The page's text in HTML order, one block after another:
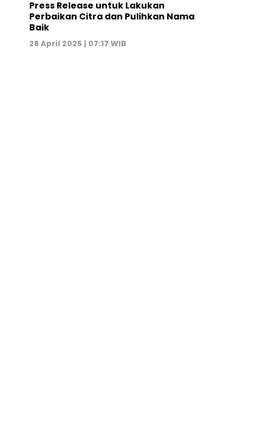
Press Release untuk Lakukan
Perbaikan Citra dan Pulihkan Nama
Baik
28 April 2025 | 07:17 WIB